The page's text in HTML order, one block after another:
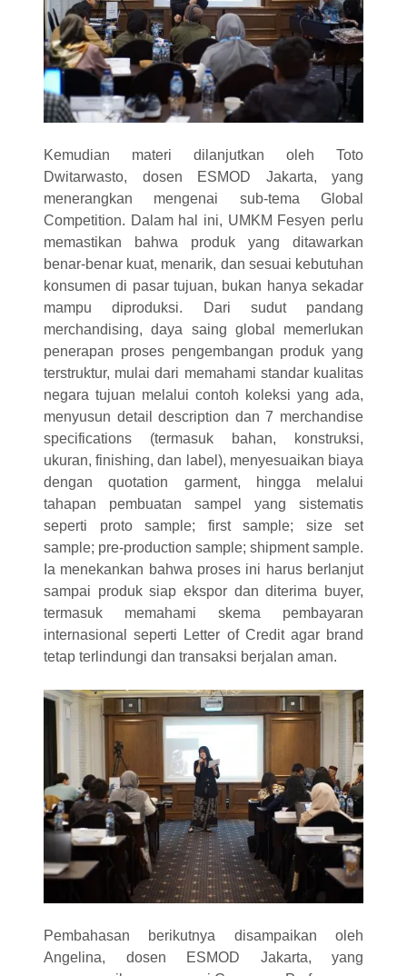
Kemudian materi dilanjutkan oleh Toto
Dwitarwasto, dosen ESMOD Jakarta, yang
menerangkan mengenai sub-tema Global
Competition. Dalam hal ini, UMKM Fesyen perlu
memastikan bahwa produk yang ditawarkan
benar-benar kuat, menarik, dan sesuai kebutuhan
konsumen di pasar tujuan, bukan hanya sekadar
mampu diproduksi. Dari sudut pandang
merchandising, daya saing global memerlukan
penerapan proses pengembangan produk yang
terstruktur, mulai dari memahami standar kualitas
negara tujuan melalui contoh koleksi yang ada,
menyusun detail description dan 7 merchandise
specifications (termasuk bahan, konstruksi,
ukuran, finishing, dan label), menyesuaikan biaya
dengan quotation garment, hingga melalui
tahapan pembuatan sampel yang sistematis
seperti proto sample; first sample; size set
sample; pre-production sample; shipment sample.
Ia menekankan bahwa proses ini harus berlanjut
sampai produk siap ekspor dan diterima buyer,
termasuk memahami skema pembayaran
internasional seperti Letter of Credit agar brand
tetap terlindungi dan transaksi berjalan aman.
Pembahasan berikutnya disampaikan oleh
Angelina, dosen ESMOD Jakarta, yang